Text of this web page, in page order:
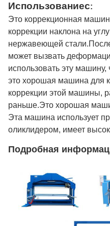
Использованиес:
Это коррекционная
коррекции наклона на
нержавеющей
может вызвать
использовать эту
это хорошая машина для
коррекции этой машины,
раньше.Это хорошая
Эта машина использует
оликлидером, имеет
Подробная